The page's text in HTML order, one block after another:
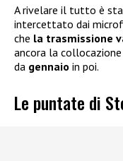
A rivelare il tutto è
intercettato dai
che la trasmissione
ancora la collocazione
da gennaio in poi.
Le puntate di